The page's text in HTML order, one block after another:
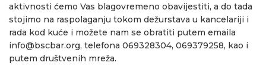
aktivnosti ćemo Vas blagovremeno obavijestiti, a do tada
stojimo na raspolaganju tokom dežurstava u kancelariji i
rada kod kuće i možete nam se obratiti putem emaila
info@bscbar.org, telefona 069328304, 069379258, kao i
putem društvenih mreža.